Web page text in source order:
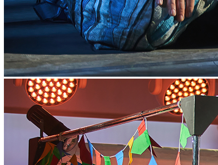
Необыкновенные приключения Буратино